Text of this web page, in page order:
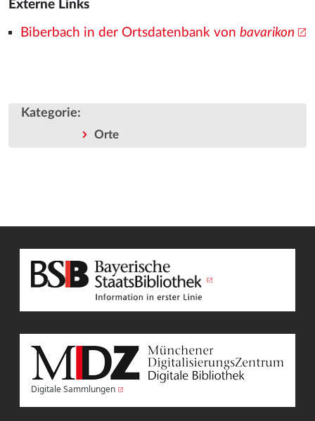
Externe Links
Biberbach in der Ortsdatenbank von bavarikon
Kategorie:
Orte
Digitale Sammlungen